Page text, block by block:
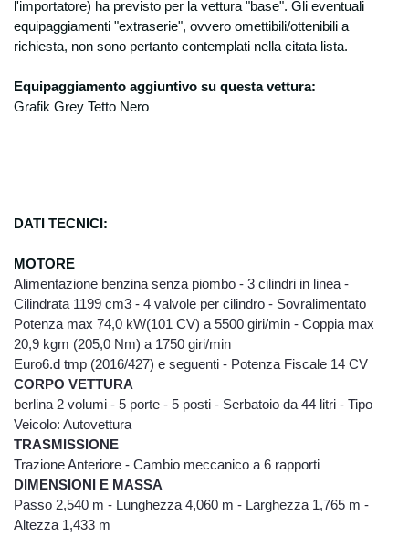
adempiere, prima della conclusione dei
contratto, a specifiche richieste
dell’interessato”, e per “adempiere ad un
regolamento o dalla normativa comunitaria”.
Modalità di trattamento
rispetto delle misure minime di sicurezza ai
D.lgs. n. 196/2003. Natura del conferimento
Il conferimento dei vostri dati personali è
facoltativo, ma un rifiuto in tal senso
comporta l’impossibilità per la Degidio Auto
srl. di poter dar corso alle sue richieste di
preventivo, di offerta o informazione di
emissione di ordini e contratti, così come
riportato nell'informativa “finalità”. Il
conferimento di dati è necessario per
adempiere ad obblighi di legge commessi
con le finalità indicate ai punti precedenti è
obbligatoria. Il personale dipendente
autorizzato, esclusivamente in relazione alle
mansioni da loro svolte ed alle finalità sopra
l'importatore) ha previsto per la vettura "base". Gli eventuali
equipaggiamenti "extraserie", ovvero omettibili/ottenibili a
richiesta, non sono pertanto contemplati nella citata lista.
Equipaggiamento aggiuntivo su questa vettura:
Grafik Grey Tetto Nero
DATI TECNICI:
MOTORE
Alimentazione benzina senza piombo - 3 cilindri in linea -
Cilindrata 1199 cm3 - 4 valvole per cilindro - Sovralimentato
Potenza max 74,0 kW(101 CV) a 5500 giri/min - Coppia max
20,9 kgm (205,0 Nm) a 1750 giri/min
Euro6.d tmp (2016/427) e seguenti - Potenza Fiscale 14 CV
CORPO VETTURA
berlina 2 volumi - 5 porte - 5 posti - Serbatoio da 44 litri - Tipo
Veicolo: Autovettura
TRASMISSIONE
Trazione Anteriore - Cambio meccanico a 6 rapporti
DIMENSIONI E MASSA
Passo 2,540 m - Lunghezza 4,060 m - Larghezza 1,765 m -
Altezza 1,433 m